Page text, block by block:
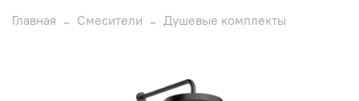
Главная Смесители Душевые комплекты